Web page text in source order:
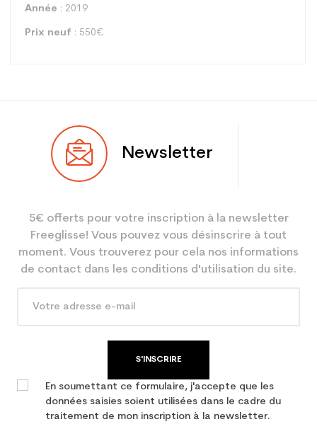
Année : 2019
Prix neuf : 550€
Utilisateur Femme
Coloris Violet
En achetant d'occasion :
Economie CO² (en kg)
3.9
Newsletter
5€ offerts pour votre inscription à la newsletter
Freeglisse! Vous pouvez vous désinscrire à tout
moment. Vous trouverez pour cela nos informations
de contact dans les conditions d'utilisation du site.
S'INSCRIRE
En soumettant ce formulaire, j'accepte que les
données saisies soient utilisées dans le cadre du
traitement de mon inscription à la newsletter.